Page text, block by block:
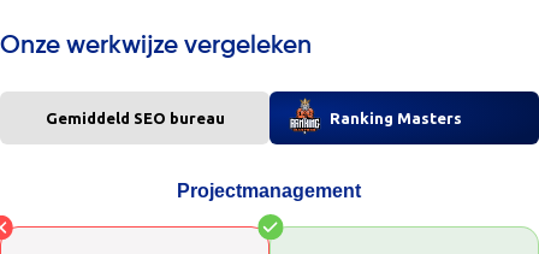
Onze werkwijze vergeleken
Gemiddeld SEO bureau
Projectmanagement
Ranking Masters